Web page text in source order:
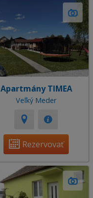
Apartmány TIMEA
Veľký Meder
Rezervovať